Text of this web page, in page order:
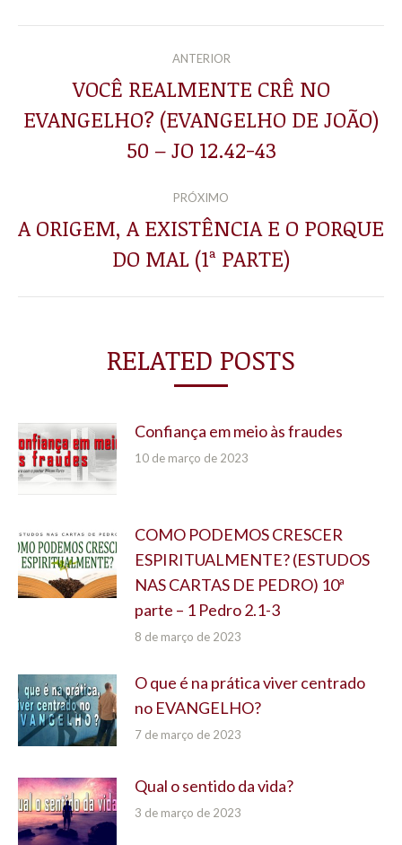
NAVEGAÇÃO
POST:
ANTERIOR
Post
anterior:
VOCÊ REALMENTE CRÊ NO
EVANGELHO? (EVANGELHO DE JOÃO)
50 – JO 12.42-43
PRÓXIMO
Próximo
post:
A ORIGEM, A EXISTÊNCIA E O PORQUE
DO MAL (1ª PARTE)
RELATED POSTS
Confiança em meio às fraudes
10 de março de 2023
COMO PODEMOS CRESCER
ESPIRITUALMENTE? (ESTUDOS
NAS CARTAS DE PEDRO) 10ª
parte – 1 Pedro 2.1-3
8 de março de 2023
O que é na prática viver centrado
no EVANGELHO?
7 de março de 2023
Qual o sentido da vida?
3 de março de 2023